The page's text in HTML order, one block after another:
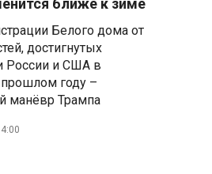
Алжира готовится
в Беларусь — МИД
Курской области,
ближе к зиме
Белого дома от
достигнутых
России и США в
году –
манёвр Трампа